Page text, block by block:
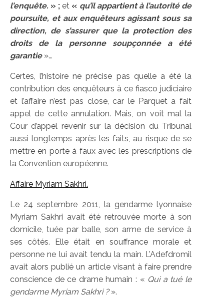
l’enquête. » ; et « qu’il appartient à l’autorité de
poursuite, et aux enquêteurs agissant sous sa
direction, de s’assurer que la protection des
droits de la personne soupçonnée a été
garantie »…
Certes, l’histoire ne précise pas quelle a été la
contribution des enquêteurs à ce fiasco judiciaire
et l’affaire n’est pas close, car le Parquet a fait
appel de cette annulation. Mais, on voit mal la
Cour d’appel revenir sur la décision du Tribunal
aussi longtemps après les faits, au risque de se
mettre en porte à faux avec les prescriptions de
la Convention européenne.
Affaire Myriam Sakhri.
Le 24 septembre 2011, la gendarme lyonnaise
Myriam Sakhri avait été retrouvée morte à son
domicile, tuée par balle, son arme de service à
ses côtés. Elle était en souffrance morale et
personne ne lui avait tendu la main. L’Adefdromil
avait alors publié un article visant à faire prendre
conscience de ce drame humain : « Qui a tué le
gendarme Myriam Sakhri ?».